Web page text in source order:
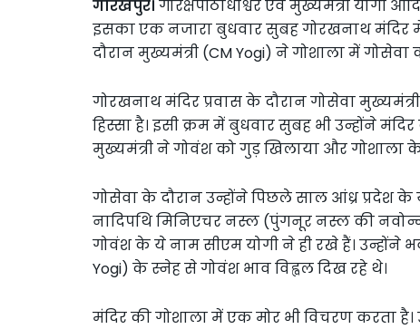
गोरखपुर। गोरक्षपीठाधीश्वर एवं मुख्यमंत्री योगी
इसका एक नजारा बुधवार सुबह गोरखनाथ मंदिर में
दौरान मुख्यमंत्री (CM Yogi) ने गोशाला में
गोरखनाथ मंदिर प्रवास के दौरान गोसेवा
हिस्सा है। इसी क्रम में बुधवार सुबह भी उन्होंने
मुख्यमंत्री ने गोवंश को गुड़ खिलाया और गोशाला
गोसेवा के दौरान उन्होंने पिछले साल आंध्र प्रदेश
नादिपथि मिनिएचर नस्ल (पुंगनूर नस्ल की
गोवंश के ये नाम सीएम योगी ने ही रखे हैं। उन्होंने
Yogi) के स्नेह से गोवंश भाव विह्वल दिख रहे थे।
मंदिर की गोशाला में एक मोर भी विचरण करता